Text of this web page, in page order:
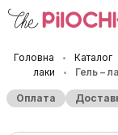
Головна • Каталог
лаки
• Гель –
Оплата